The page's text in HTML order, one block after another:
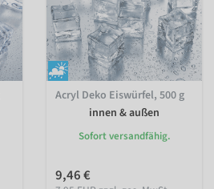
Acryl Deko Eiswürfel, 500 g
innen & außen
Sofort versandfähig.
9,46 €